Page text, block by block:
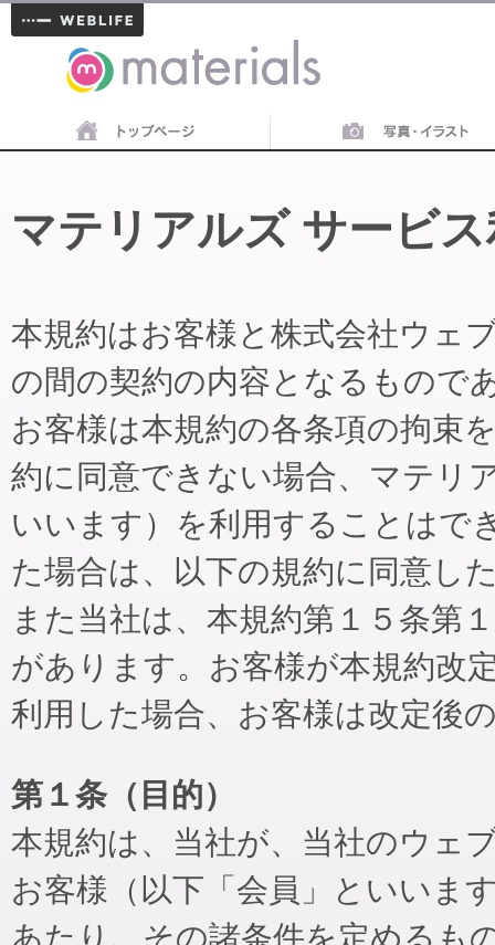
materials
マテリアルズ サービ
本規約はお客様と株式会社ウェ
の間の契約の内容となるもので
お客様は本規約の各条項の拘束
約に同意できない場合、マテリ
いいます）を利用することはで
た場合は、以下の規約に同意し
また当社は、本規約第１５条第
があります。お客様が本規約改
利用した場合、お客様は改定後
第１条（目的）
本規約は、当社が、当社のウェ
お客様（以下「会員」といいま
あたり、その諸条件を定めるも